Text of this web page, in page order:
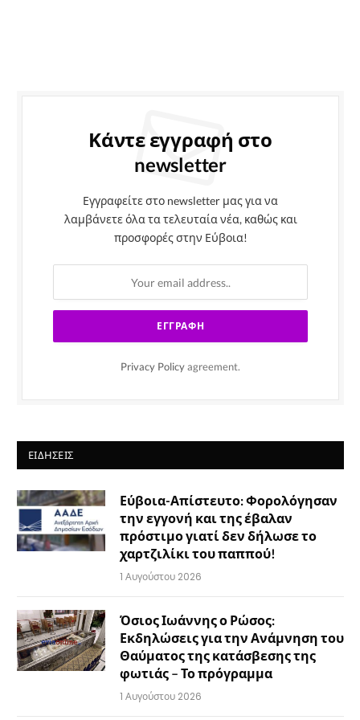
Κάντε εγγραφή στο
newsletter
Εγγραφείτε στο newsletter μας για να
λαμβάνετε όλα τα τελευταία νέα, καθώς και
προσφορές στην Εύβοια!
Privacy Policy agreement.
ΕΙΔΉΣΕΙΣ
Εύβοια-Απίστευτο: Φορολόγησαν
την εγγονή και της έβαλαν
πρόστιμο γιατί δεν δήλωσε το
χαρτζιλίκι του παππού!
1 Αυγούστου 2026
Όσιος Ιωάννης ο Ρώσος:
Εκδηλώσεις για την Ανάμνηση του
Θαύματος της κατάσβεσης της
φωτιάς – Το πρόγραμμα
1 Αυγούστου 2026